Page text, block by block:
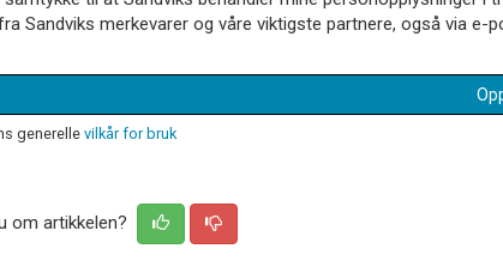
Sandviks merkevarer og våre viktigste partnere, også via
generellevilkår for bruk
om artikkelen?